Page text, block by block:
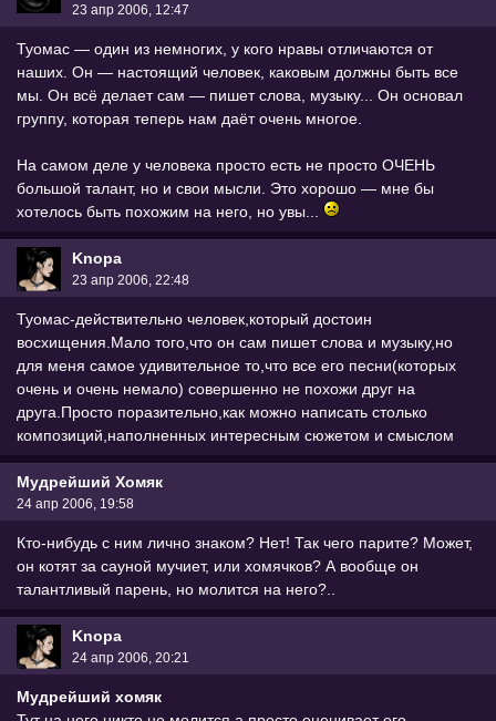
23 апр 2006, 12:47
Туомас — один из немногих, у кого нравы отличаются от
наших. Он — настоящий человек, каковым должны быть все
мы. Он всё делает сам — пишет слова, музыку... Он основал
группу, которая теперь нам даёт очень многое.
На самом деле у человека просто есть не просто ОЧЕНЬ
большой талант, но и свои мысли. Это хорошо — мне бы
хотелось быть похожим на него, но увы...
Knopa
23 апр 2006, 22:48
Туомас-действительно человек,который достоин
восхищения.Мало того,что он сам пишет слова и музыку,но
для меня самое удивительное то,что все его песни(которых
очень и очень немало) совершенно не похожи друг на
друга.Просто поразительно,как можно написать столько
композиций,наполненных интересным сюжетом и смыслом
Мудрейший Хомяк
24 апр 2006, 19:58
Кто-нибудь с ним лично знаком? Нет! Так чего парите? Может,
он котят за сауной мучиет, или хомячков? А вообще он
талантливый парень, но молится на него?..
Knopa
24 апр 2006, 20:21
Мудрейший хомяк